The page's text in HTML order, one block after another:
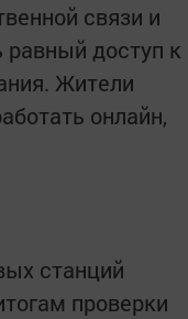
связи и
равный доступ к
Жители
онлайн,
станций
проверки